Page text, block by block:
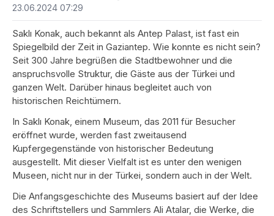
23.06.2024 07:29
Saklı Konak, auch bekannt als Antep Palast, ist fast ein
Spiegelbild der Zeit in Gaziantep. Wie konnte es nicht sein?
Seit 300 Jahre begrüßen die Stadtbewohner und die
anspruchsvolle Struktur, die Gäste aus der Türkei und
ganzen Welt. Darüber hinaus begleitet auch von
historischen Reichtümern.
In Saklı Konak, einem Museum, das 2011 für Besucher
eröffnet wurde, werden fast zweitausend
Kupfergegenstände von historischer Bedeutung
ausgestellt. Mit dieser Vielfalt ist es unter den wenigen
Museen, nicht nur in der Türkei, sondern auch in der Welt.
Die Anfangsgeschichte des Museums basiert auf der Idee
des Schriftstellers und Sammlers Ali Atalar, die Werke, die